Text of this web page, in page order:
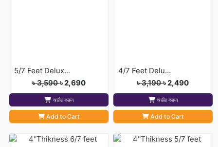
5/7 Feet Deluxe Mattress Topper
৳ 3,590৳ 2,690
অর্ডার করুন
Add to Cart
4/7 Feet Deluxe Mattress Topper
৳ 3,190৳ 2,490
অর্ডার করুন
Add to Cart